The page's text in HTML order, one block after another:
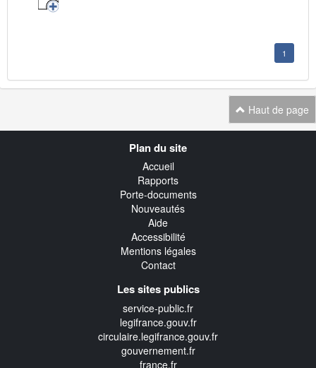
1
Haut de page
Plan du site
Accueil
Rapports
Porte-documents
Nouveautés
Aide
Accessibilité
Mentions légales
Contact
Les sites publics
service-public.fr
legifrance.gouv.fr
circulaire.legifrance.gouv.fr
gouvernement.fr
france.fr